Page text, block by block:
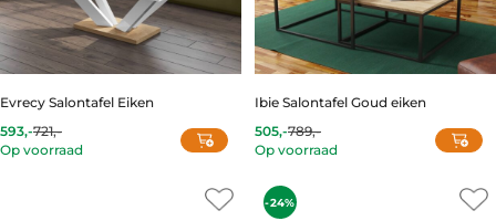
Evrecy Salontafel Eiken
593,-
Current
price
721,-
Original
price
Op voorraad
Ibie Salontafel Goud eiken
505,-
Current
price
505,-.
789,-
Original
price
789,-.
Op voorraad
-24%